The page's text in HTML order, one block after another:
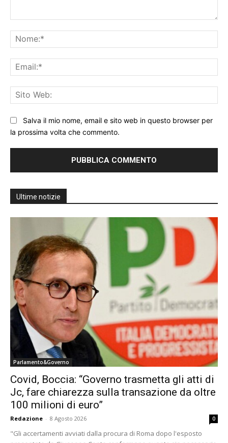
Salva il mio nome, email e sito web in questo browser per
la prossima volta che commento.
Ultime notizie
Parlamento&Governo
Covid, Boccia: “Governo trasmetta gli atti di
Jc, fare chiarezza sulla transazione da oltre
100 milioni di euro”
Redazione - 8 Agosto 2026 0
"Gli accertamenti avviati dalla procura di Roma dopo l'esposto